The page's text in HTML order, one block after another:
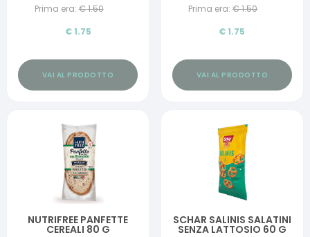
Prima era: €1.50
€ 1.75
VAI AL PRODOTTO
Prima era: €1.50
€ 1.75
VAI AL PRODOTTO
NUTRIFREE PANFETTE
CEREALI 80 G
SCHAR SALINIS SALATINI
SENZA LATTOSIO 60 G